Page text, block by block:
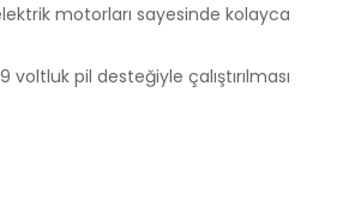
motorları sayesinde kolayca
voltluk pil desteğiyle çalıştırılması